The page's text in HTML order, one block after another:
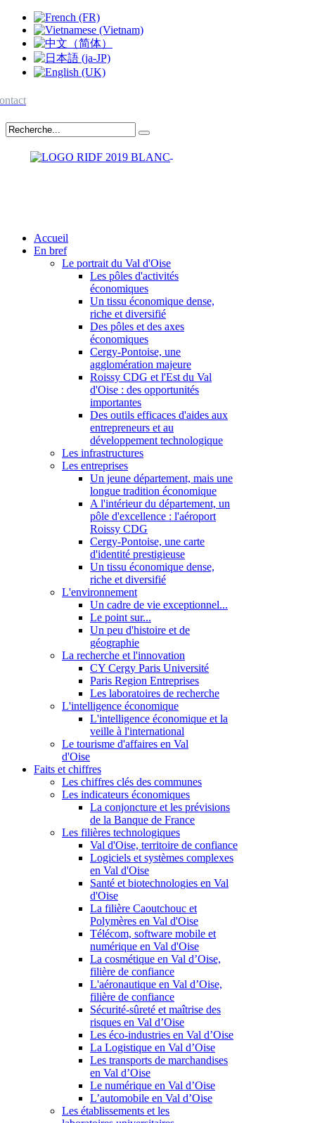
Accueil
En bref
Le portrait du Val d'Oise
Les pôles d'activités
économiques
Un tissu économique dense,
riche et diversifié
Des pôles et des axes
économiques
Cergy-Pontoise, une
agglomération majeure
Roissy CDG et l'Est du Val
d'Oise : des opportunités
importantes
Des outils efficaces d'aides aux
entrepreneurs et au
développement technologique
Les infrastructures
Les entreprises
Un jeune département, mais une
longue tradition économique
A l'intérieur du département, un
pôle d'excellence : l'aéroport
Roissy CDG
Cergy-Pontoise, une carte
d'identité prestigieuse
Un tissu économique dense,
riche et diversifié
L'environnement
Un cadre de vie exceptionnel...
Le point sur...
Un peu d'histoire et de
géographie
La recherche et l'innovation
CY Cergy Paris Université
Paris Region Entreprises
Les laboratoires de recherche
L'intelligence économique
L'intelligence économique et la
veille à l'international
Le tourisme d'affaires en Val
d'Oise
Faits et chiffres
Les chiffres clés des communes
Les indicateurs économiques
La conjoncture et les prévisions
de la Banque de France
Les filières technologiques
Val d'Oise, territoire de confiance
Logiciels et systèmes complexes
en Val d'Oise
Santé et biotechnologies en Val
d'Oise
La filière Caoutchouc et
Polymères en Val d'Oise
Télécom, software mobile et
numérique en Val d'Oise
La cosmétique en Val d’Oise,
filière de confiance
L'aéronautique en Val d’Oise,
filière de confiance
Sécurité-sûreté et maîtrise des
risques en Val d’Oise
Les éco-industries en Val d’Oise
La Logistique en Val d’Oise
Les transports de marchandises
en Val d’Oise
Le numérique en Val d’Oise
L’automobile en Val d’Oise
Les établissements et les